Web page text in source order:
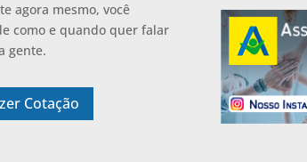
agora mesmo, você
como e quando quer falar
gente.
Cotação